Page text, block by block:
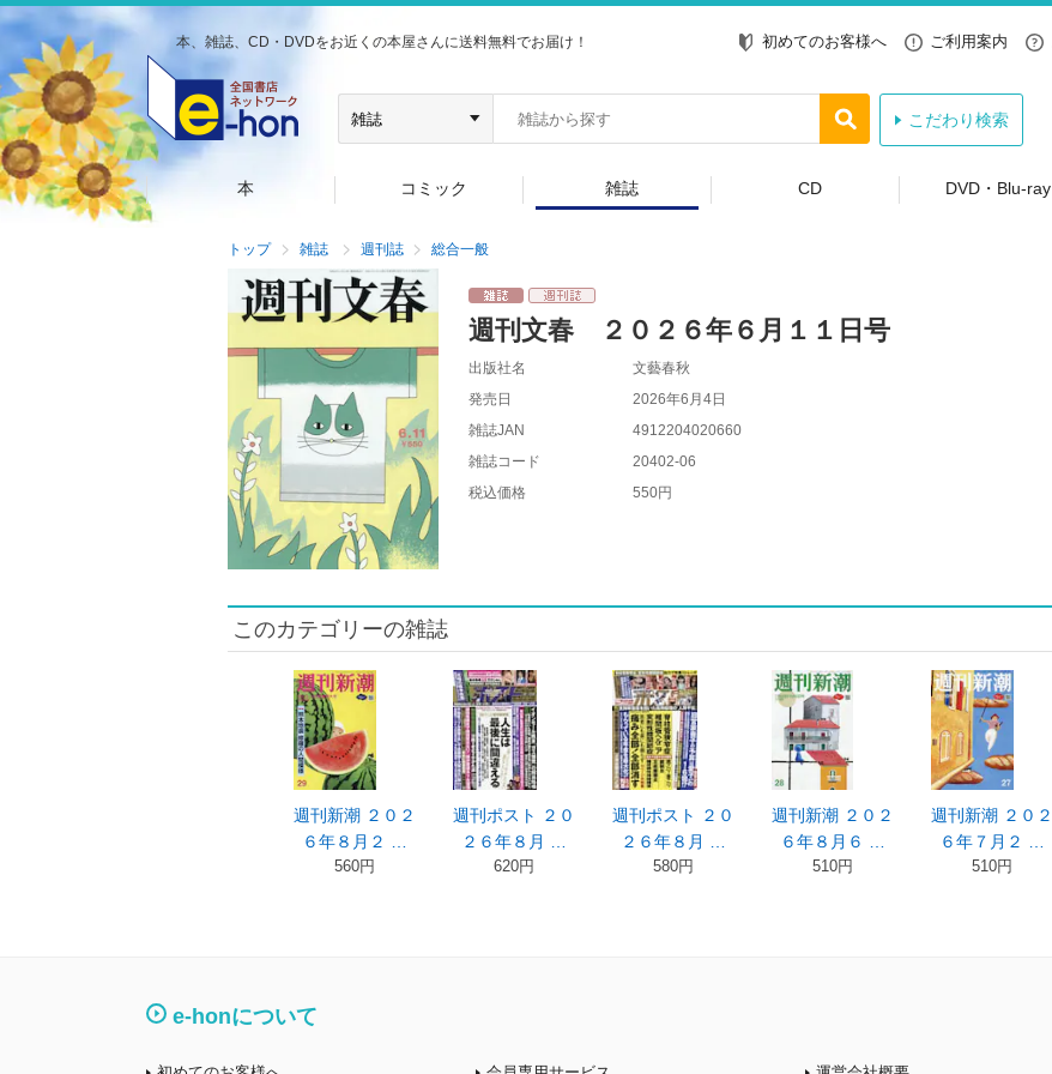
本、雑誌、CD・DVDをお近くの本屋さんに送料無料でお届け！ 初めてのお客様へ ご利用案内
こだわり検索
本 コミック 雑誌 CD DVD・Blu-ray
トップ 雑誌 週刊誌 総合一般
週刊文春 ２０２６年６月１１日号
出版社名
文藝春秋
発売日
2026年6月4日
雑誌JAN
4912204020660
雑誌コード
20402-06
税込価格
550円
このカテゴリーの雑誌
週刊新潮 ２０２
６年８月２ …
560円
週刊ポスト ２０
２６年８月 …
620円
週刊ポスト ２０
２６年８月 …
580円
週刊新潮 ２０２
６年８月６ …
510円
週刊新潮 ２０２
６年７月２ …
510円
e-honについて